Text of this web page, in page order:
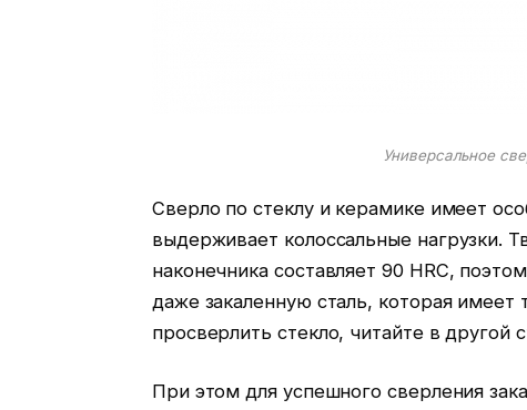
Универсальное
Сверло по стеклу и керамике имеет
выдерживает колоссальные нагрузки.
наконечника составляет 90 HRC,
даже закаленную сталь, которая
просверлить стекло, читайте в другой
При этом для успешного сверления